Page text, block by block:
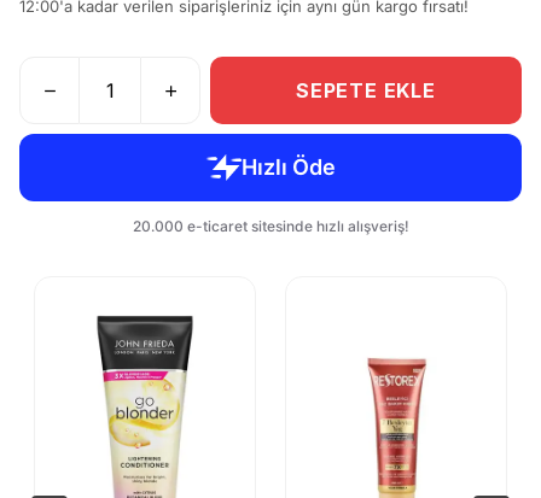
12:00'a kadar verilen siparişleriniz için aynı gün kargo fırsatı!
SEPETE EKLE